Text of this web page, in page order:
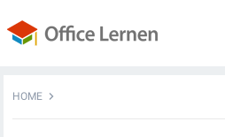
HOME